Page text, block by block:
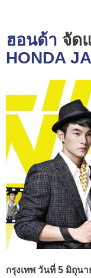
ฮอนด้า จัด
HONDA
กรุงเทพ วันที่ 5 มิถุน